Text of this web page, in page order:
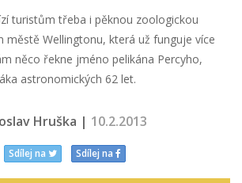
turistům třeba i pěknou zoologickou
městě Wellingtonu, která už funguje více
něco řekne jméno pelikána Percyho,
astronomických 62 let.
Hruška | 10.2.2013
Sdílej na Sdílej na